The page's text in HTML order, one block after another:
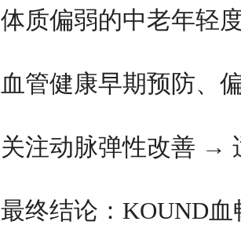
体质偏弱的中老年轻
血管健康早期预防、
关注动脉弹性改善 →
最终结论：KOUND血